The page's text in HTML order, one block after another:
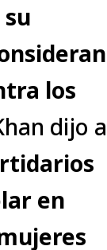
los
dijo a
en